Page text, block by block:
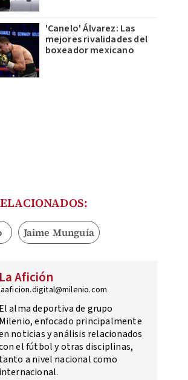
'Canelo' Álvarez: Las
mejores rivalidades del
boxeador mexicano
Jaime Munguía
La Afición
El alma deportiva de grupo
Milenio, enfocado principalmente
noticias y análisis relacionados
el fútbol y otras disciplinas,
tanto a nivel nacional como
internacional.